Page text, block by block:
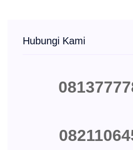
Hubungi Kami